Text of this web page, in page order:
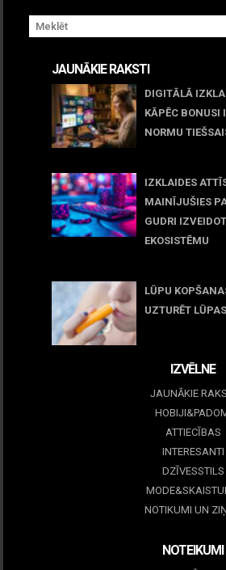
JAUNĀKIE RAKSTI
DIGITĀLĀ
KĀPĒC BONUSI
NORMU
IZKLAIDES
MAINĪJUŠIES
GUDRI
EKOSISTĒMU
LŪPU
UZTURĒT
IZVĒLNE
JAUNĀKIE
ATTIECĪBAS
INTERESANTI
DZĪVESSTILS
NOTIKUMI UN
NOTEIKUMI